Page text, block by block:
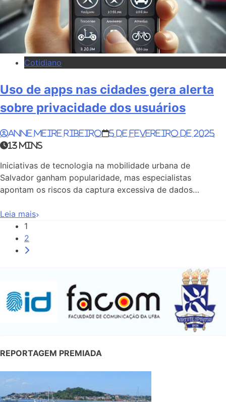
Cotidiano
Uso de apps nas cidades gera alerta
sobre privacidade dos usuários
Anne Meire Ribeiro
5 de fevereiro de 2025
13 mins
Iniciativas de tecnologia na mobilidade urbana de
Salvador ganham popularidade, mas especialistas
apontam os riscos da captura excessiva de dados…
Leia mais
1
2
REPORTAGEM PREMIADA